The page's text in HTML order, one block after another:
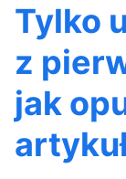
Tylko
z
jak